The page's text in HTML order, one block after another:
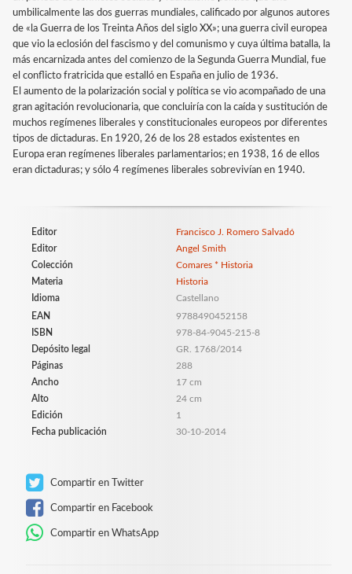
umbilicalmente las dos guerras mundiales, calificado por algunos autores
de «la Guerra de los Treinta Años del siglo XX»; una guerra civil europea
que vio la eclosión del fascismo y del comunismo y cuya última batalla, la
más encarnizada antes del comienzo de la Segunda Guerra Mundial, fue
el conflicto fratricida que estalló en España en julio de 1936.
El aumento de la polarización social y política se vio acompañado de una
gran agitación revolucionaria, que concluiría con la caída y sustitución de
muchos regímenes liberales y constitucionales europeos por diferentes
tipos de dictaduras. En 1920, 26 de los 28 estados existentes en
Europa eran regímenes liberales parlamentarios; en 1938, 16 de ellos
eran dictaduras; y sólo 4 regímenes liberales sobrevivían en 1940.
Editor
Francisco J. Romero Salvadó
Editor
Angel Smith
Colección
Comares * Historia
Materia
Historia
Idioma
Castellano
EAN
9788490452158
ISBN
978-84-9045-215-8
Depósito legal
GR. 1768/2014
Páginas
288
Ancho
17 cm
Alto
24 cm
Edición
1
Fecha publicación
30-10-2014
Compartir en Twitter
Compartir en Facebook
Compartir en WhatsApp